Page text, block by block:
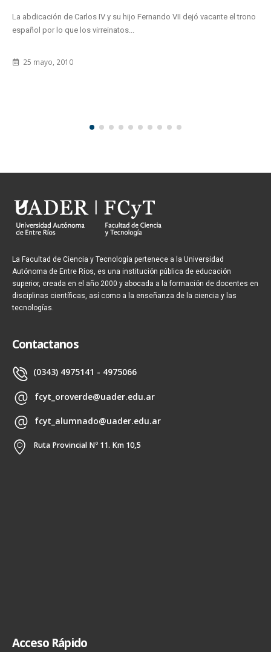
La abdicación de Carlos IV y su hijo Fernando VII dejó vacante el trono
español por lo que los virreinatos...
25 mayo, 2010
La Facultad de Ciencia y Tecnología pertenece a la Universidad
Autónoma de Entre Ríos, es una institución pública de educación
superior, creada en el año 2000 y abocada a la formación de docentes en
disciplinas científicas, así como a la enseñanza de la ciencia y las
tecnologías.
Contactanos
(0343) 4975141 - 4975066
fcyt_oroverde@uader.edu.ar
fcyt_alumnado@uader.edu.ar
Ruta Provincial Nº 11. Km 10,5
Acceso Rápido